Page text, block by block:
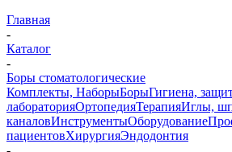
Главная
-
Каталог
-
Боры стоматологические
Комплекты, НаборыБорыГигиена,
лабораторияОртопедияТерапияИглы,
каналовИнструментыОборудование
пациентовХирургияЭндодонтия